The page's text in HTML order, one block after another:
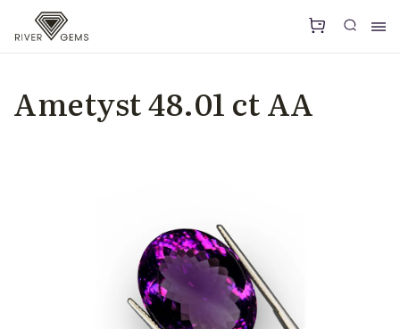
Ametyst 48.01 ct AA